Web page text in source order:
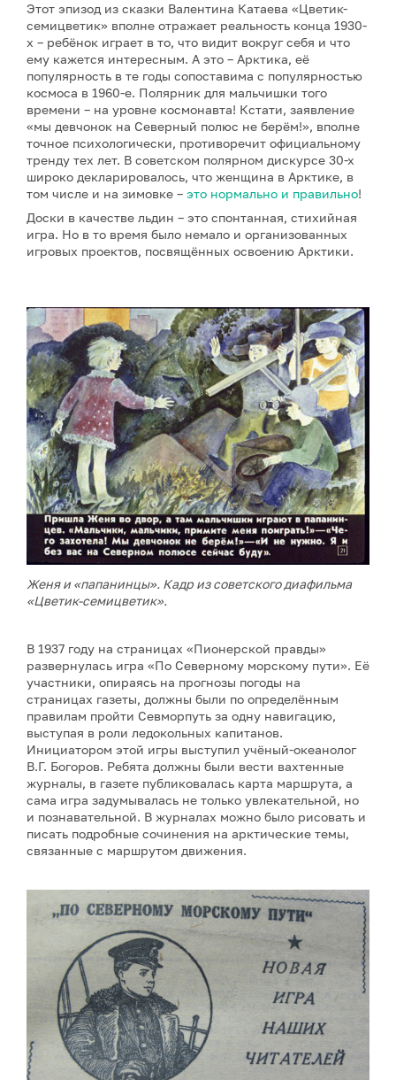
Этот эпизод из сказки Валентина Катаева «Цветик-
семицветик» вполне отражает реальность конца 1930-
х – ребёнок играет в то, что видит вокруг себя и что
ему кажется интересным. А это – Арктика, её
популярность в те годы сопоставима с популярностью
космоса в 1960-е. Полярник для мальчишки того
времени – на уровне космонавта! Кстати, заявление
«мы девчонок на Северный полюс не берём!», вполне
точное психологически, противоречит официальному
тренду тех лет. В советском полярном дискурсе 30-х
широко декларировалось, что женщина в Арктике, в
том числе и на зимовке – это нормально и правильно!
Доски в качестве льдин – это спонтанная, стихийная
игра. Но в то время было немало и организованных
игровых проектов, посвящённых освоению Арктики.
Женя и «папанинцы». Кадр из советского диафильма
«Цветик-семицветик».
В 1937 году на страницах «Пионерской правды»
развернулась игра «По Северному морскому пути». Её
участники, опираясь на прогнозы погоды на
страницах газеты, должны были по определённым
правилам пройти Севморпуть за одну навигацию,
выступая в роли ледокольных капитанов.
Инициатором этой игры выступил учёный-океанолог
В.Г. Богоров. Ребята должны были вести вахтенные
журналы, в газете публиковалась карта маршрута, а
сама игра задумывалась не только увлекательной, но
и познавательной. В журналах можно было рисовать и
писать подробные сочинения на арктические темы,
связанные с маршрутом движения.